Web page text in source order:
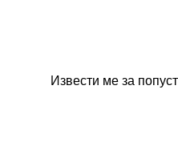
Извести ме за попуст